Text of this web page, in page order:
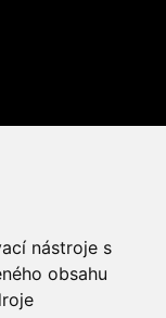
nástroje s
obsahu